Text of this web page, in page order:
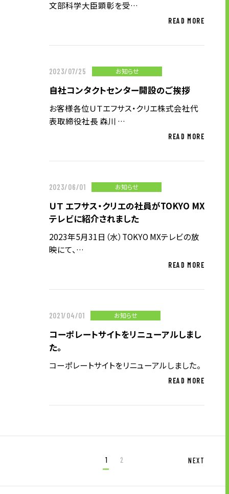
文部科学大臣顕彰を受…
READ MORE
2023/07/25 お知らせ
自社コンタクトセンター開設のご挨拶
お客様各位ＵＴエフサス・クリエ株式会社代
表取締役社長 森川 …
READ MORE
2023/06/01 お知らせ
ＵＴ エフサス・クリエの社員がTOKYO MX
テレビに紹介されました
2023年5月31日（水）TOKYO MXテレビの放
映にて、…
READ MORE
2021/04/01 お知らせ
コーポレートサイトをリニューアルしまし
た。
コーポレートサイトをリニューアルしました。
READ MORE
1 2 NEXT